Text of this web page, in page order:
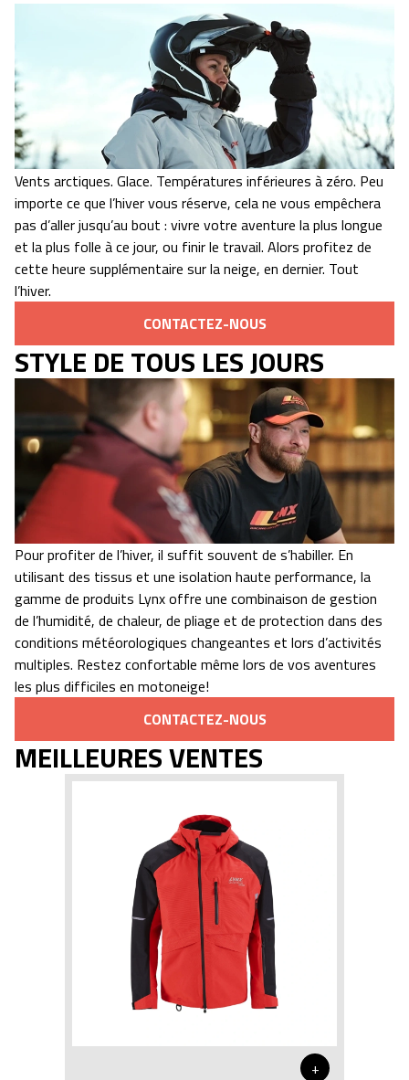
Vents arctiques. Glace. Températures inférieures à zéro. Peu
importe ce que l’hiver vous réserve, cela ne vous empêchera
pas d’aller jusqu’au bout : vivre votre aventure la plus longue
et la plus folle à ce jour, ou finir le travail. Alors profitez de
cette heure supplémentaire sur la neige, en dernier. Tout
l’hiver.
CONTACTEZ-NOUS
STYLE DE TOUS LES JOURS
Pour profiter de l’hiver, il suffit souvent de s’habiller. En
utilisant des tissus et une isolation haute performance, la
gamme de produits Lynx offre une combinaison de gestion
de l’humidité, de chaleur, de pliage et de protection dans des
conditions météorologiques changeantes et lors d’activités
multiples. Restez confortable même lors de vos aventures
les plus difficiles en motoneige!
CONTACTEZ-NOUS
MEILLEURES VENTES
+